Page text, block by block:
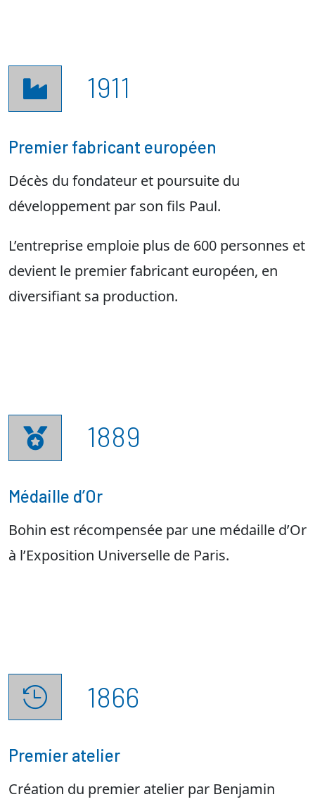
 1911
Premier fabricant européen
Décès du fondateur et poursuite du
développement par son fils Paul.
L’entreprise emploie plus de 600 personnes et
devient le premier fabricant européen, en
diversifiant sa production.
 1889
Médaille d’Or
Bohin est récompensée par une médaille d’Or
à l’Exposition Universelle de Paris.
 1866
Premier atelier
Création du premier atelier par Benjamin